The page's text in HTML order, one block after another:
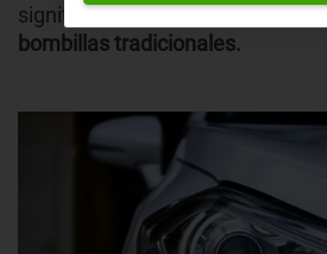
significativamente en
bombillas tradicionales.